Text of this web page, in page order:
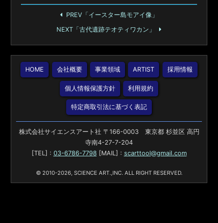
PREV「イースター島モアイ像」
NEXT「古代遺跡テオティワカン」
HOME 会社概要 事業領域 ARTIST 採用情報
個人情報保護方針 利用規約
特定商取引法に基づく表記
株式会社サイエンスアート社 〒166-0003 東京都 杉並区 高円
寺南4-27-7-204
[TEL] : 03-6786-7798 [MAIL] : scarttool@gmail.com
© 2010-2026, SCIENCE ART.,INC. ALL RIGHT RESERVED.